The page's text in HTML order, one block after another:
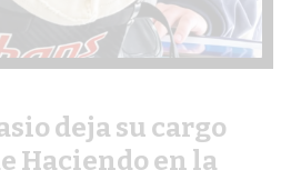
deja su cargo
Haciendo en la